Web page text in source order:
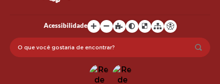
Acessibilidade